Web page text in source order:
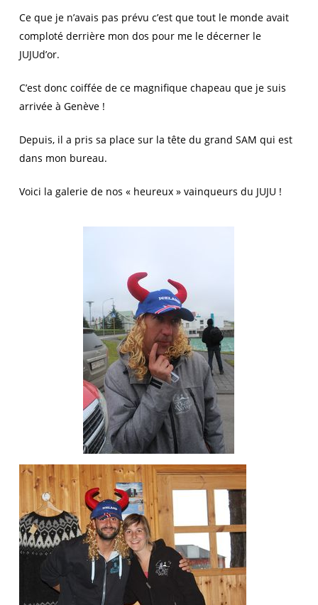
Ce que je n’avais pas prévu c’est que tout le monde avait
comploté derrière mon dos pour me le décerner le
JUJUd’or.
C’est donc coiffée de ce magnifique chapeau que je suis
arrivée à Genève !
Depuis, il a pris sa place sur la tête du grand SAM qui est
dans mon bureau.
Voici la galerie de nos « heureux » vainqueurs du JUJU !